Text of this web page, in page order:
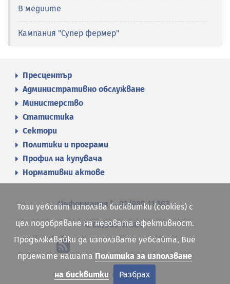
В медиите
Кампания "Супер фермер"
Пресцентър
Административно обслужване
Министерство
Статистика
Сектори
Политики и програми
Профил на купувача
Нормативни актове
Информация 02/985 11 383
02/985 11 384
Карта на сайта
Този уебсайт използва бисквитки (cookies) с
цел подобряване на неговата ефективност.
Продължавайки да използвате уебсайта, Вие
приемате нашата Политика за използване
на бисквитки
Разбрах